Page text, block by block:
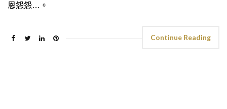
恩怨怨…。
Continue Reading